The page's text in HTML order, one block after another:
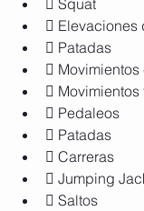
 Squat
 Elevaciones
 Patadas

 Movimientos
 Pedaleos
 Patadas
 Carreras
 Jumping
 Saltos